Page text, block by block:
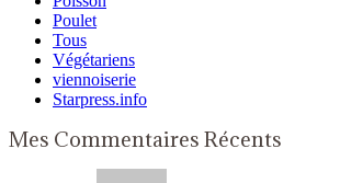
Poulet
Tous
Végétariens
viennoiserie
Starpress.info
Mes Commentaires Récents